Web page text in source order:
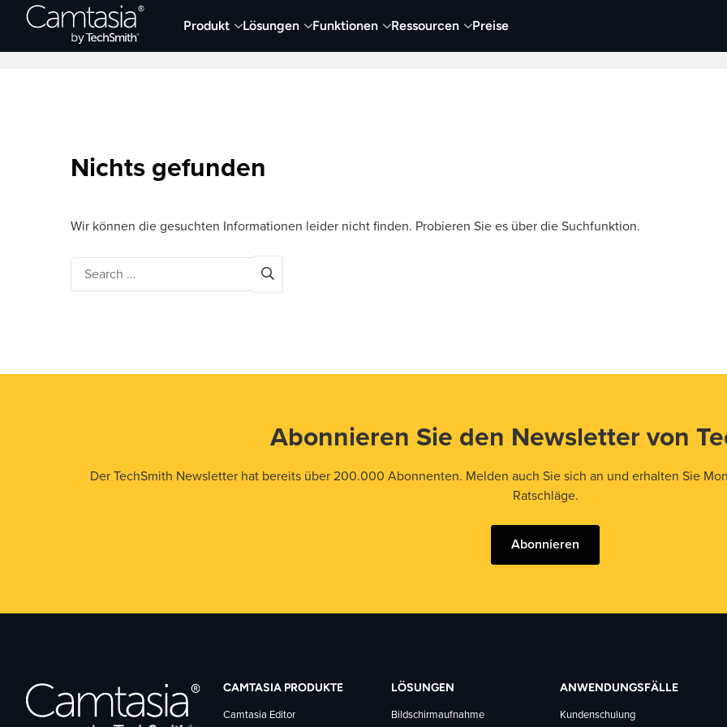
Direkt
Produkt Lösungen Funktionen Ressourcen Preise
Neueste Artikel Screen Capture und Aufnehmen Video Visueller Content
Nichts gefunden
Wir können die gesuchten Informationen leider nicht finden. Probieren Sie es über die Suchfunktion.
Abonnieren Sie den Newsletter von
Der TechSmith Newsletter hat bereits über 200.000 Abonnenten. Melden auch Sie sich an und erhalten Sie
Ratschläge.
Abonnieren
CAMTASIA PRODUKTE
Camtasia Editor
LÖSUNGEN
Bildschirmaufnahme
ANWENDUNGSFÄLLE
Kundenschulung